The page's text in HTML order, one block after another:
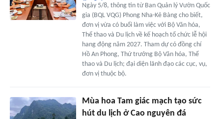
Ngày 5/8, thông tin từ Ban Quản lý Vườn Quốc
gia (BQL VQG) Phong Nha-Kẻ Bàng cho biết,
đơn vị vừa có buổi làm việc với Bộ Văn hóa,
Thể thao và Du lịch về kế hoạch tổ chức lễ hội
hang động năm 2027. Tham dự có đồng chí
Hồ An Phong, Thứ trưởng Bộ Văn hóa, Thể
thao và Du lịch; đại diện lãnh đạo các cục, vụ,
đơn vị thuộc bộ.
Mùa hoa Tam giác mạch tạo sức
hút du lịch ở Cao nguyên đá